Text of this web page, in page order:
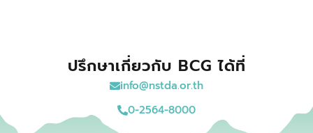
ปรึกษาเกี่ยวกับ BCG ได้ที่
info@nstda.or.th
0-2564-8000